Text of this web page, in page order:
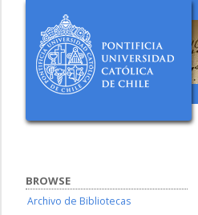
BROWSE
Archivo de Bibliotecas